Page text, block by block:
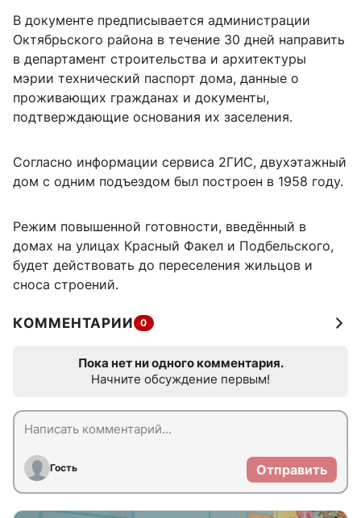
В документе предписывается администрации
Октябрьского района в течение 30 дней направить
в департамент строительства и архитектуры
мэрии технический паспорт дома, данные о
проживающих гражданах и документы,
подтверждающие основания их заселения.
Согласно информации сервиса 2ГИС, двухэтажный
дом с одним подъездом был построен в 1958 году.
Режим повышенной готовности, введённый в
домах на улицах Красный Факел и Подбельского,
будет действовать до переселения жильцов и
сноса строений.
КОММЕНТАРИИ 0
Пока нет ни одного комментария.
Начните обсуждение первым!
Гость Отправить